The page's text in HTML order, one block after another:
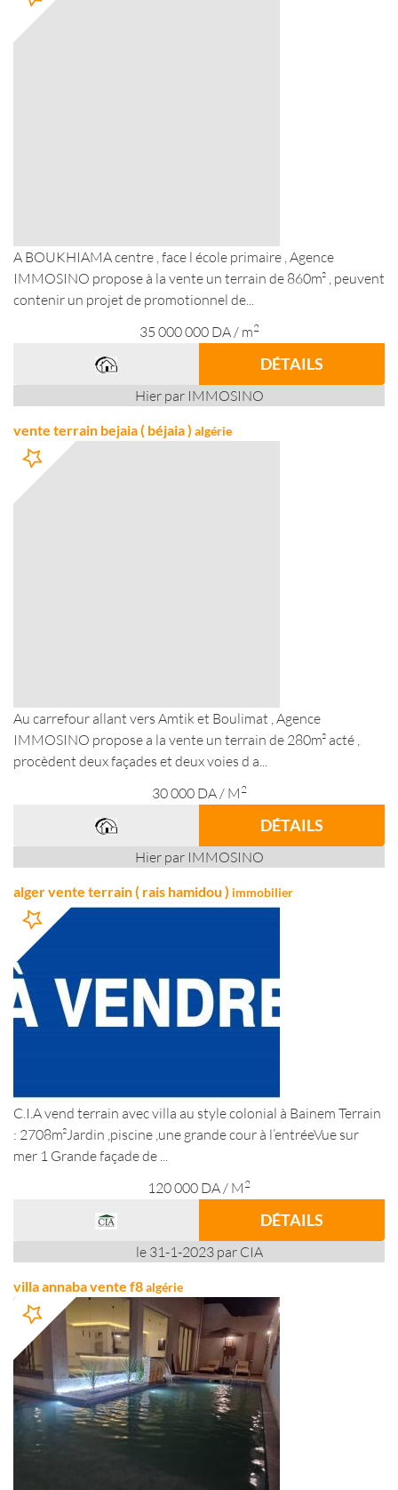
A BOUKHIAMA centre , face l école primaire , Agence
IMMOSINO propose à la vente un terrain de 860m² , peuvent
contenir un projet de promotionnel de...
35 000 000 DA/ m2
DÉTAILS
Hier par IMMOSINO
vente terrain bejaia ( béjaia ) algérie
Au carrefour allant vers Amtik et Boulimat , Agence
IMMOSINO propose a la vente un terrain de 280m² acté ,
procèdent deux façades et deux voies d a...
30 000 DA/ M 2
DÉTAILS
Hier par IMMOSINO
alger vente terrain ( rais hamidou ) immobilier
C.I.A vend terrain avec villa au style colonial à Bainem Terrain
: 2708m²Jardin ,piscine ,une grande cour à l’entréeVue sur
mer 1 Grande façade de ...
120 000 DA/ M 2
DÉTAILS
le 31-1-2023 par CIA
villa annaba vente f8algérie